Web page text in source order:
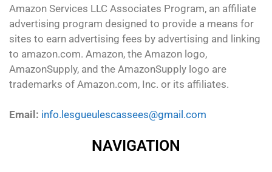
Amazon Services LLC Associates Program, an affiliate
advertising program designed to provide a means for
sites to earn advertising fees by advertising and linking
to amazon.com. Amazon, the Amazon logo,
AmazonSupply, and the AmazonSupply logo are
trademarks of Amazon.com, Inc. or its affiliates.
Email: info.lesgueulescassees@gmail.com
NAVIGATION